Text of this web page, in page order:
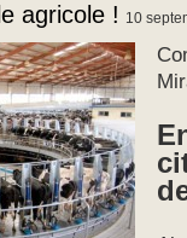
agricole ! 10